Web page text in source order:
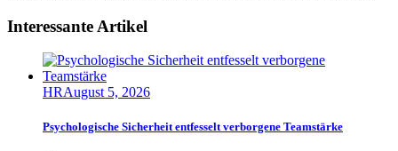
Interessante Artikel
HRAugust 5, 2026
Psychologische Sicherheit entfesselt verborgene Teamstärke